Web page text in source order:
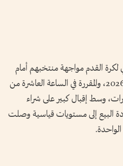
القدم مواجهة منتخبهم أمام
مصر في دور الـ32 من كأس العالم 2026، والمقررة في الساعة العاشرة من
وسط إقبال كبير على شراء
البيع إلى مستويات قياسية وصلت